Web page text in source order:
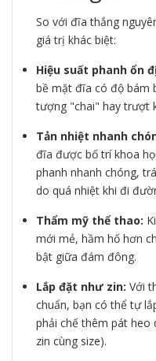
So với đĩa thắng
giá trị khác biệt:
Hiệu suất phanh ổn
bề mặt đĩa có độ bám
tượng "chai" hay trượt
Tản nhiệt nhanh
đĩa được bố trí khoa
phanh nhanh chóng,
do quá nhiệt khi đi
Thẩm mỹ thể thao:
mới mẻ, hầm hố hơn
bật giữa đám đông.
Lắp đặt như zin: Với
chuẩn, bạn có thể tự
phải chế thêm pát heo
zin cùng size).